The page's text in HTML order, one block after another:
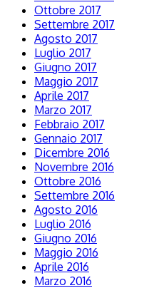
Ottobre 2017
Settembre 2017
Agosto 2017
Luglio 2017
Giugno 2017
Maggio 2017
Aprile 2017
Marzo 2017
Febbraio 2017
Gennaio 2017
Dicembre 2016
Novembre 2016
Ottobre 2016
Settembre 2016
Agosto 2016
Luglio 2016
Giugno 2016
Maggio 2016
Aprile 2016
Marzo 2016